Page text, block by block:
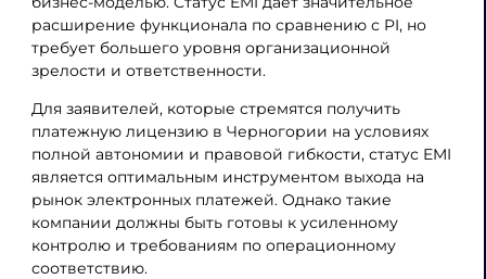
расширение функционала по сравнению с PI, но
требует большего уровня организационной
зрелости и ответственности.
Для заявителей, которые стремятся получить
платежную лицензию в Черногории на условиях
полной автономии и правовой гибкости, статус EMI
является оптимальным инструментом выхода на
рынок электронных платежей. Однако такие
компании должны быть готовы к усиленному
контролю и требованиям по операционному
соответствию.